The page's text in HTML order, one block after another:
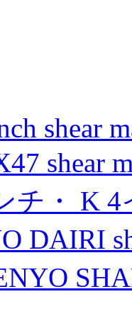
shear
shear
チ・ K
DAIRI